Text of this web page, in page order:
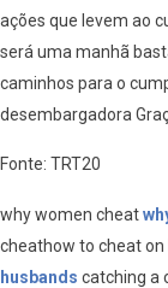
ações que levem ao
será uma manhã
caminhos para o
desembargadora
Fonte: TRT20
why women cheat
cheathow to cheat on
husbands catching a